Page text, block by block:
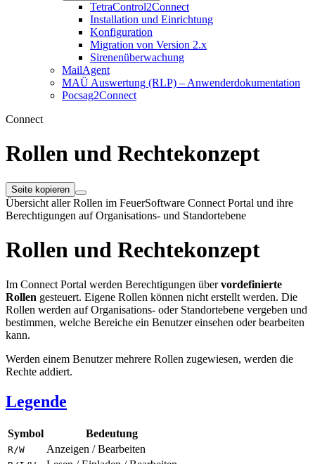
TetraControl2Connect
Installation und Einrichtung
Konfiguration
Migration von Version 2.x
Sirenenüberwachung
MailAgent
MAÜ Auswertung (RLP) – Anwenderdokumentation
Pocsag2Connect
Connect
Rollen und Rechtekonzept
Seite kopieren
Übersicht aller Rollen im FeuerSoftware Connect Portal und ihre
Berechtigungen auf Organisations- und Standortebene
Rollen und Rechtekonzept
Im Connect Portal werden Berechtigungen übervordefinierte
Rollen gesteuert. Eigene Rollen können nicht erstellt werden. Die
Rollen werden auf Organisations- oder Standortebene vergeben und
bestimmen, welche Bereiche ein Benutzer einsehen oder bearbeiten
kann.
Werden einem Benutzer mehrere Rollen zugewiesen, werden die
Rechte addiert.
Legende
Symbol Bedeutung
R/W Anzeigen / Bearbeiten